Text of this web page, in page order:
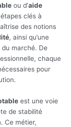
ou d’aide
clés à
des notions
, ainsi qu’une
marché. De
chaque
pour
est une voie
de stabilité
Ce métier,